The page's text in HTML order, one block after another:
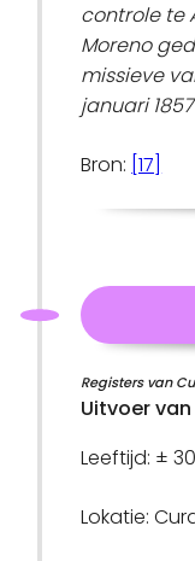
controle te
Moreno
missieve
januari
Bron: [17]
Registers van
Uitvoer van
Leeftijd: ± 30
Lokatie: